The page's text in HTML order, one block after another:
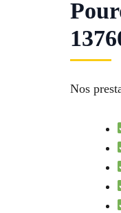
Nos